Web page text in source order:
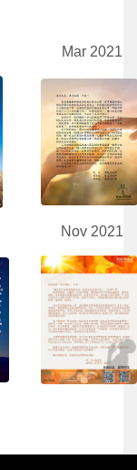
Mar 2021
Nov 2021